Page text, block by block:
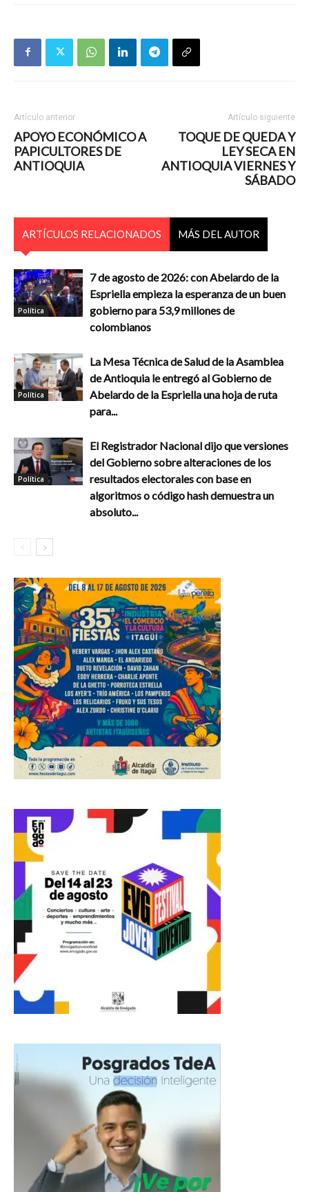
Artículo anterior
APOYO ECONÓMICO A
PAPICULTORES DE
ANTIOQUIA
Artículo siguiente
TOQUE DE QUEDA Y
LEY SECA EN
ANTIOQUIA VIERNES Y
SÁBADO
ARTÍCULOS RELACIONADOS MÁS DEL AUTOR
Política
7 de agosto de 2026: con Abelardo de la
Espriella empieza la esperanza de un buen
gobierno para 53,9 millones de
colombianos
Política
La Mesa Técnica de Salud de la Asamblea
de Antioquia le entregó al Gobierno de
Abelardo de la Espriella una hoja de ruta
para...
Política
El Registrador Nacional dijo que versiones
del Gobierno sobre alteraciones de los
resultados electorales con base en
algoritmos o código hash demuestra un
absoluto...